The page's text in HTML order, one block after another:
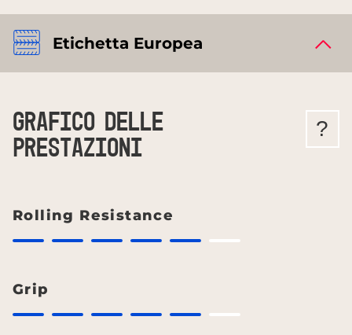
Etichetta Europea
GRAFICO DELLE
PRESTAZIONI
?
Rolling Resistance
Grip